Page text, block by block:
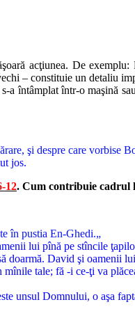
acţiunea. De
– constituie un detaliu
a întâmplat într-o maşină
şi despre care vorbise
jos.
12. Cum contribuie cadrul
în pustia En-Ghedi.„
lui pînă pe stîncile
doarmă. David şi oamenii
tale; fă -i ce-ţi va
unsul Domnului, o aşa